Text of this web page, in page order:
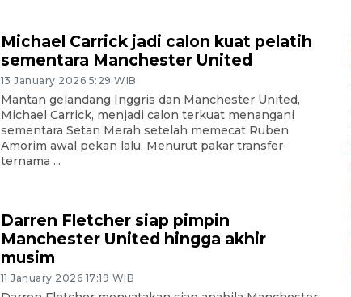
Michael Carrick jadi calon kuat pelatih
sementara Manchester United
13 January 2026 5:29 WIB
Mantan gelandang Inggris dan Manchester United,
Michael Carrick, menjadi calon terkuat menangani
sementara Setan Merah setelah memecat Ruben
Amorim awal pekan lalu. Menurut pakar transfer
ternama ...
Darren Fletcher siap pimpin
Manchester United hingga akhir
musim
11 January 2026 17:19 WIB
Distribusi logistik pemilu